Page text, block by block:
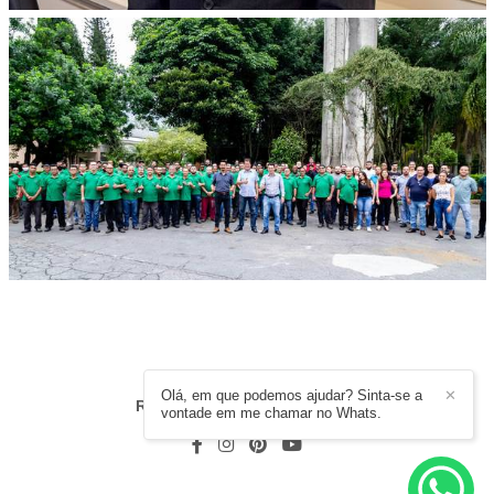
RODRIGO MOURA/CONTATO
✕
Olá, em que podemos ajudar? Sinta-se a
vontade em me chamar no Whats.